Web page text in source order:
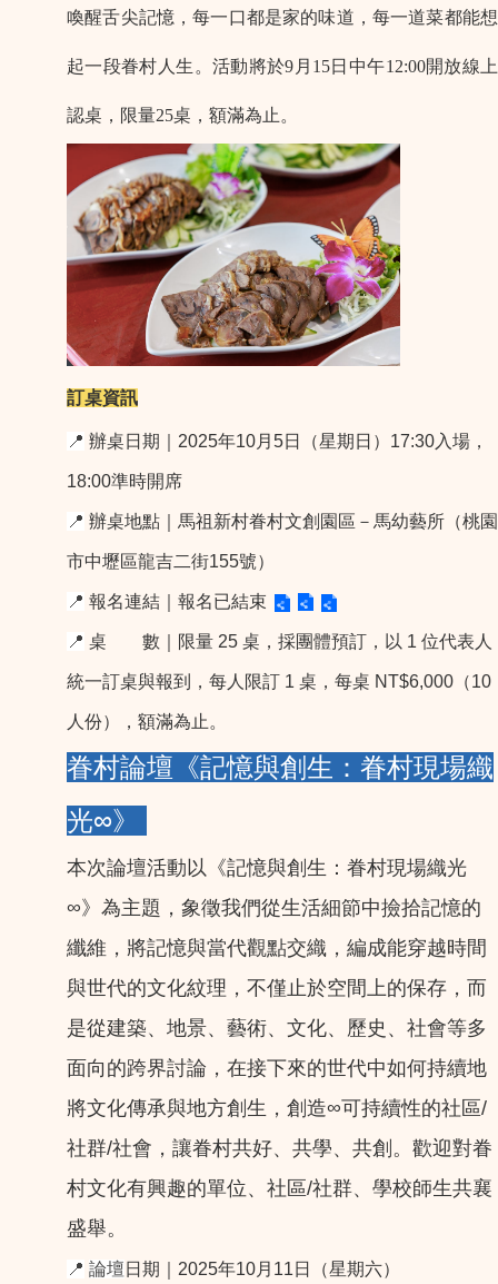
喚醒舌尖記憶，每一口都是家的味道，每一道菜都能想
起一段眷村人生。活動將於9月15日中午12:00開放線上
認桌，限量25桌，額滿為止。
訂桌資訊
📍 辦桌日期｜2025年10月5日（星期日）17:30入場，
18:00準時開席
📍 辦桌地點｜馬祖新村眷村文創園區－馬幼藝所（桃園
市中壢區龍吉二街155號）
📍 報名連結｜報名已結束
📍 桌 數｜限量 25 桌，採團體預訂，以 1 位代表人
統一訂桌與報到，每人限訂 1 桌，每桌 NT$6,000（10
人份），額滿為止。
眷村論壇《記憶與創生：眷村現場織
光∞》
本次論壇活動以《記憶與創生：眷村現場織光
∞》為主題，象徵我們從生活細節中撿拾記憶的
纖維，將記憶與當代觀點交織，編成能穿越時間
與世代的文化紋理，不僅止於空間上的保存，而
是從建築、地景、藝術、文化、歷史、社會等多
面向的跨界討論，在接下來的世代中如何持續地
將文化傳承與地方創生，創造∞可持續性的社區/
社群/社會，讓眷村共好、共學、共創。歡迎對眷
村文化有興趣的單位、社區/社群、學校師生共襄
盛舉。
📍 論壇 日期｜2025年10月11日（星期六）